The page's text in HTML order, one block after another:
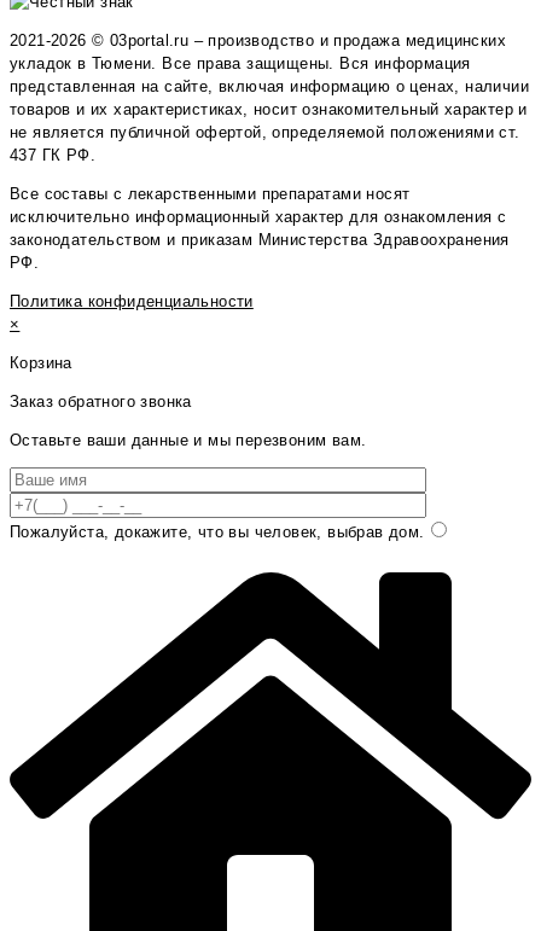
2021-2026 © 03portal.ru – производство и продажа медицинских
укладок в Тюмени. Все права защищены. Вся информация
представленная на сайте, включая информацию о ценах, наличии
товаров и их характеристиках, носит ознакомительный характер и
не является публичной офертой, определяемой положениями ст.
437 ГК РФ.
Все составы с лекарственными препаратами носят
исключительно информационный характер для ознакомления с
законодательством и приказам Министерства Здравоохранения
РФ.
Политика конфиденциальности
×
Корзина
Заказ обратного звонка
Оставьте ваши данные и мы перезвоним вам.
Пожалуйста, докажите, что вы человек, выбрав дом